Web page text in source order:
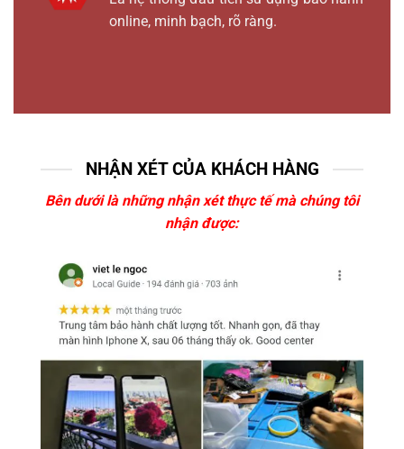
online, minh bạch, rõ ràng.
NHẬN XÉT CỦA KHÁCH HÀNG
Bên dưới là những nhận xét thực tế mà chúng tôi
nhận được: